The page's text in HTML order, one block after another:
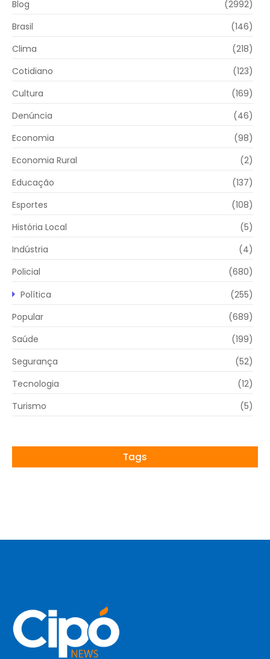
Blog
(2992)
Brasil
(146)
Clima
(218)
Cotidiano
(123)
Cultura
(169)
Denúncia
(46)
Economia
(98)
Economia Rural
(2)
Educação
(137)
Esportes
(108)
História Local
(5)
Indústria
(4)
Policial
(680)
Política
(255)
Popular
(689)
Saúde
(199)
Segurança
(52)
Tecnologia
(12)
Turismo
(5)
Tags